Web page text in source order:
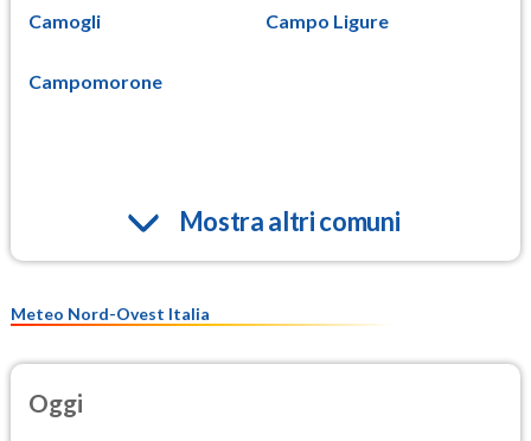
Camogli Campo Ligure
Campomorone
Mostra altri comuni
Meteo Nord-Ovest Italia
Oggi